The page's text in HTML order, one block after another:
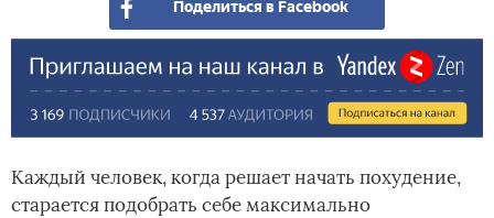
Поделиться в Facebook
Каждый человек, когда решает начать похудение,
старается подобрать себе максимально